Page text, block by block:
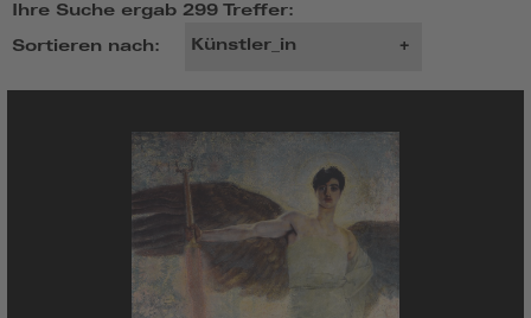
Ihre Suche ergab 299 Treffer:
Sortieren nach: